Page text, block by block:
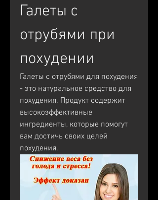
Галеты с
отрубями при
похудении
Галеты с отрубями для похудения
- это натуральное средство для
похудения. Продукт содержит
высокоэффективные
ингредиенты, которые помогут
вам достичь своих целей
похудения.